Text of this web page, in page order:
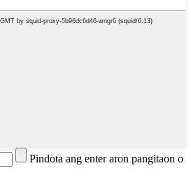
Pindota ang enter aron pangitaon o